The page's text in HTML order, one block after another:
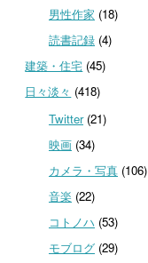
男性作家 (18)
読書記録(4)
建築・住宅 (45)
日々淡々 (418)
Twitter(21)
映画(34)
カメラ・写真(106)
音楽 (22)
コトノハ (53)
モブログ(29)